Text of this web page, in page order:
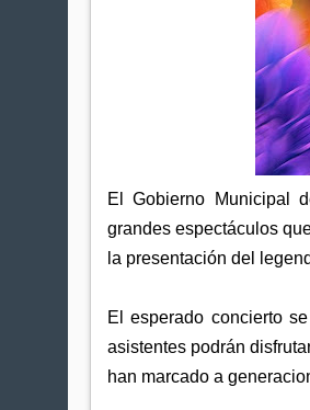
El Gobierno Municipal
grandes espectáculos
la presentación del
El esperado concierto
asistentes podrán
han marcado a